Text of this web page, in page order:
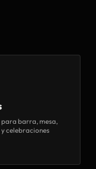
para barra, mesa,
y celebraciones